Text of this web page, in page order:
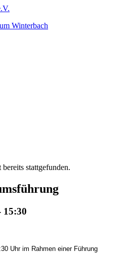
Winterbach
stattgefunden.
15:30
Uhr im Rahmen einer Führung